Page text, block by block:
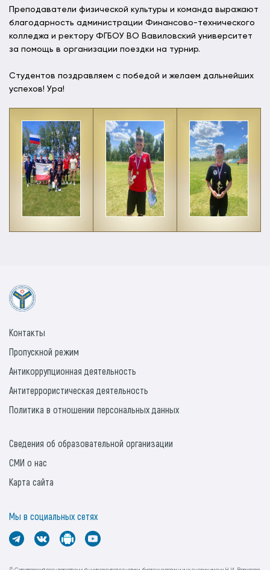
Преподаватели физической культуры и команда выражают
благодарность администрации Финансово-технического
колледжа и ректору ФГБОУ ВО Вавиловский университет
за помощь в организации поездки на турнир.
Студентов поздравляем с победой и желаем дальнейших
успехов! Ура!
Контакты
Пропускной режим
Антикоррупционная деятельность
Антитеррористическая деятельность
Политика в отношении персональных данных
Сведения об образовательной организации
СМИ о нас
Карта сайта
Мы в социальных сетях